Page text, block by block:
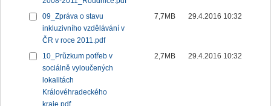
09_Zpráva o stavu
inkluzivního vzdělávání v
ČR v roce 2011.pdf
7,7MB 29.4.2016 10:32
10_Průzkum potřeb v
sociálně vyloučených
lokalitách
Královéhradeckého
2,7MB 29.4.2016 10:32